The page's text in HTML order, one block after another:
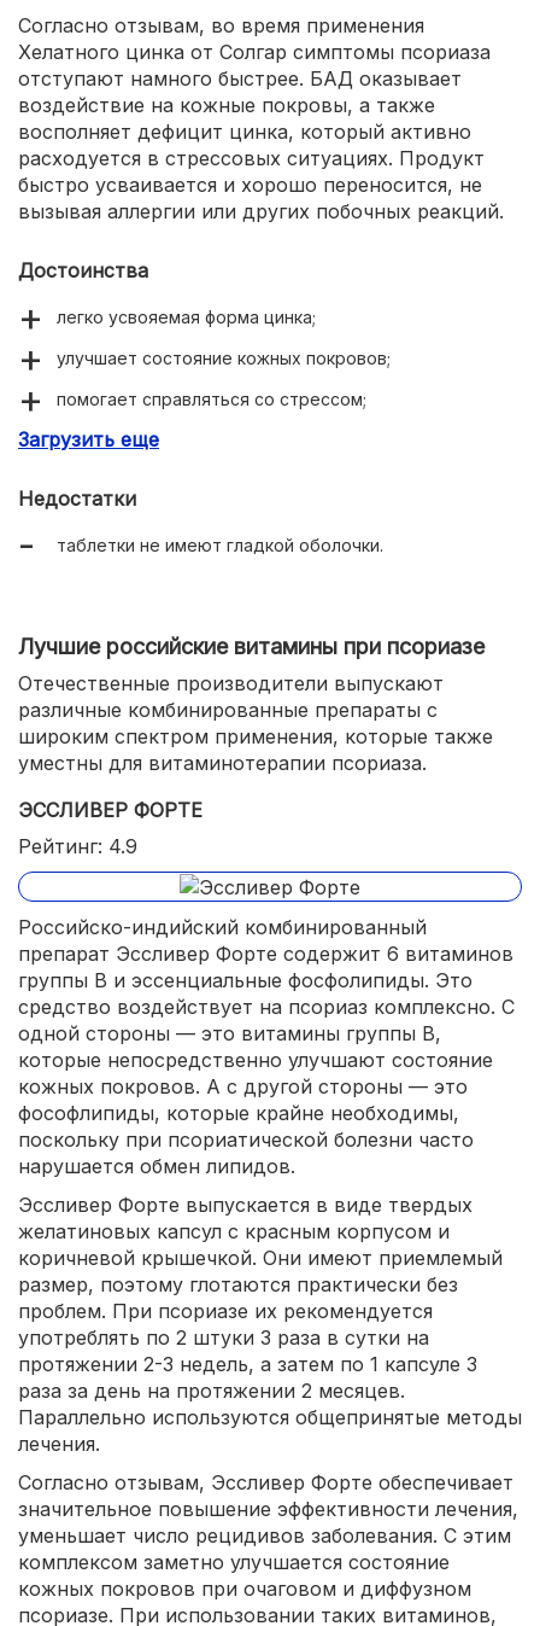
Согласно отзывам, во время применения
Хелатного цинка от Солгар симптомы псориаза
отступают намного быстрее. БАД оказывает
воздействие на кожные покровы, а также
восполняет дефицит цинка, который активно
расходуется в стрессовых ситуациях. Продукт
быстро усваивается и хорошо переносится, не
вызывая аллергии или других побочных реакций.
Достоинства
легко усвояемая форма цинка;
улучшает состояние кожных покровов;
помогает справляться со стрессом;
не вызывает аллергических реакций.
Загрузить еще
Недостатки
таблетки не имеют гладкой оболочки.
Лучшие российские витамины при псориазе
Отечественные производители выпускают
различные комбинированные препараты с
широким спектром применения, которые также
уместны для витаминотерапии псориаза.
ЭССЛИВЕР ФОРТЕ
Рейтинг: 4.9
Российско-индийский комбинированный
препарат Эссливер Форте содержит 6 витаминов
группы В и эссенциальные фосфолипиды. Это
средство воздействует на псориаз комплексно. С
одной стороны — это витамины группы В,
которые непосредственно улучшают состояние
кожных покровов. А с другой стороны — это
фософлипиды, которые крайне необходимы,
поскольку при псориатической болезни часто
нарушается обмен липидов.
Эссливер Форте выпускается в виде твердых
желатиновых капсул с красным корпусом и
коричневой крышечкой. Они имеют приемлемый
размер, поэтому глотаются практически без
проблем. При псориазе их рекомендуется
употреблять по 2 штуки 3 раза в сутки на
протяжении 2-3 недель, а затем по 1 капсуле 3
раза за день на протяжении 2 месяцев.
Параллельно используются общепринятые методы
лечения.
Согласно отзывам, Эссливер Форте обеспечивает
значительное повышение эффективности лечения,
уменьшает число рецидивов заболевания. С этим
комплексом заметно улучшается состояние
кожных покровов при очаговом и диффузном
псориазе. При использовании таких витаминов,